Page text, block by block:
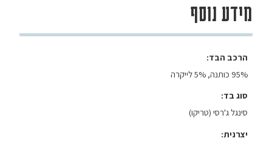
מידע נוסף
הרכב הבד
95% כותנה, 5% לייקרה
סוג בד
סינגל ג'רסי (טריקו)
יצרנית